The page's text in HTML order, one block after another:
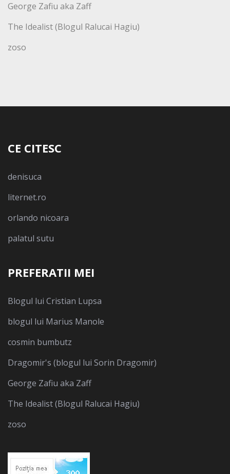
George Zafiu aka Zaff
The Idealist (Blogul Ralucai Hagiu)
zoso
CE CITESC
denisuca
liternet.ro
orlando nicoara
palatul sutu
PREFERATII MEI
Blogul lui Cristian Lupsa
blogul lui Marius Manole
cosmin bumbutz
Dragomir's (blogul lui Sorin Dragomir)
George Zafiu aka Zaff
The Idealist (Blogul Ralucai Hagiu)
zoso